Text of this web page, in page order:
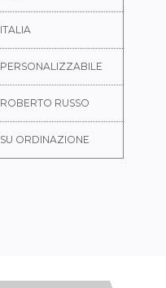
ITALIA
PERSONALIZZABILE
ROBERTO RUSSO
SU ORDINAZIONE